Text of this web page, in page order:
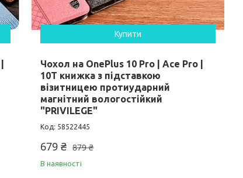
Купити
Чохол на OnePlus 10 Pro | Ace Pro |
10T книжка з підставкою
візитницею протиударний
магнітний вологостійкий
"PRIVILEGE"
58522445
879 ₴
679 ₴
В наявності